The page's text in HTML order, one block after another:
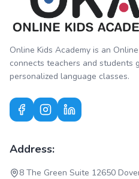
Online Kids Academy is an
connects teachers and students
personalized language classes.
Address:
8 The Green Suite 12650